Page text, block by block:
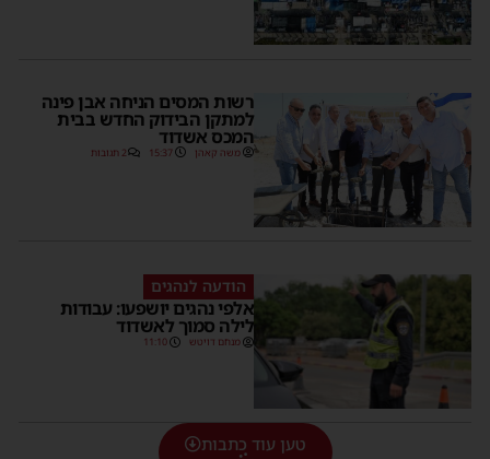
רשות המסים הניחה אבן פינה
למתקן הבידוק החדש בבית
המכס אשדוד
משה קאהן 15:37 2 תגובות
הודעה לנהגים
אלפי נהגים יושפעו: עבודות
לילה סמוך לאשדוד
מנחם דויטש 11:10
טען עוד כתבות